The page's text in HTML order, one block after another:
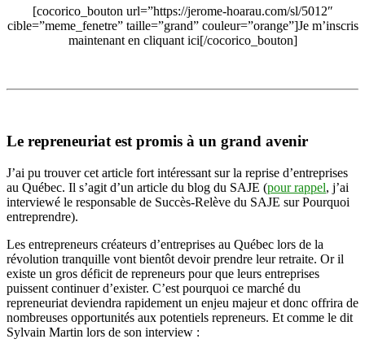
[cocorico_bouton url=”https://jerome-hoarau.com/sl/5012″
cible=”meme_fenetre” taille=”grand” couleur=”orange”]Je m’inscris
maintenant en cliquant ici[/cocorico_bouton]
Le repreneuriat est promis à un grand avenir
J’ai pu trouver cet article fort intéressant sur la reprise d’entreprises
au Québec. Il s’agit d’un article du blog du SAJE (pour rappel, j’ai
interviewé le responsable de Succès-Relève du SAJE sur Pourquoi
entreprendre).
Les entrepreneurs créateurs d’entreprises au Québec lors de la
révolution tranquille vont bientôt devoir prendre leur retraite. Or il
existe un gros déficit de repreneurs pour que leurs entreprises
puissent continuer d’exister. C’est pourquoi ce marché du
repreneuriat deviendra rapidement un enjeu majeur et donc offrira de
nombreuses opportunités aux potentiels repreneurs. Et comme le dit
Sylvain Martin lors de son interview :